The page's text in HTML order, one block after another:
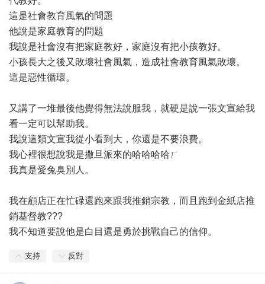
這是社會教育風氣的問題
他說是家庭教育的問題
我說是社會沒有把家庭教好，家庭沒有把小孩教好。
小孩長大之後又敗壞社會風氣，造成社會教育風氣敗壞。
這是惡性循環。
又講了一堆最後他覺得無法說服我，就硬是說一張文宣給我
看一定可以幫助我。
我說這類文宣我從小看到大，你還是不要浪費。
我心裡很想說我是撒旦派來的哈哈哈哈ㄏ
我真是愛兔臭別人。
我在顧店正在忙碌還跑來跟我推銷宗教，而且跑到金紙店推
銷基督教???
我不知道要說他是白目還是勇於挑戰自己的信仰。
支持 反對